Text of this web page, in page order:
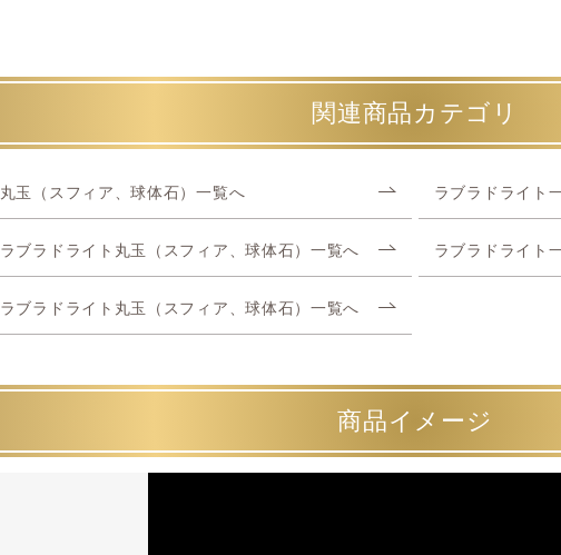
関連商品カテゴリ
丸玉（スフィア、球体石）一覧へ ラブラドライト
ラブラドライト丸玉（スフィア、球体石）一覧へ ラブラドライト
ラブラドライト丸玉（スフィア、球体石）一覧へ
商品イメージ